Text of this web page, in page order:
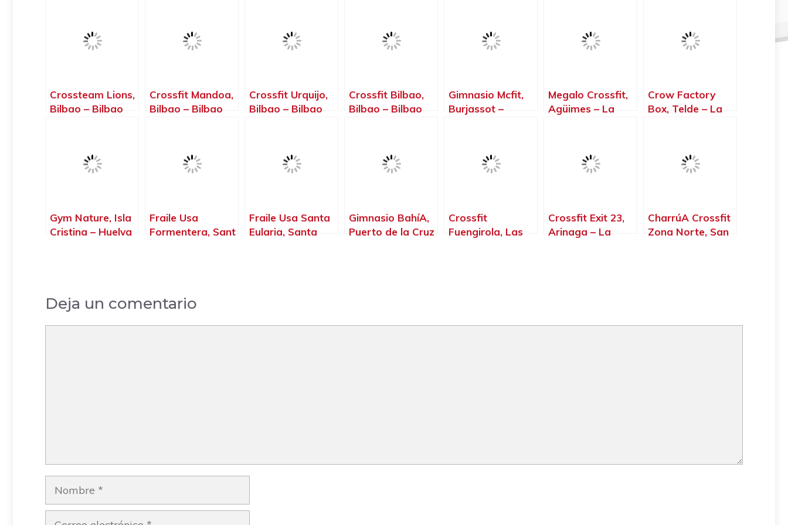
Crossteam Lions,
Bilbao – Bilbao
Crossfit Mandoa,
Bilbao – Bilbao
Crossfit Urquijo,
Bilbao – Bilbao
Crossfit Bilbao,
Bilbao – Bilbao
Gimnasio Mcfit,
Burjassot –
Megalo Crossfit,
Agüimes – La
Crow Factory
Box, Telde – La
Gym Nature, Isla
Cristina – Huelva
Fraile Usa
Formentera, Sant
Fraile Usa Santa
Eularia, Santa
Gimnasio BahíA,
Puerto de la Cruz
Crossfit
Fuengirola, Las
Crossfit Exit 23,
Arinaga – La
CharrúA Crossfit
Zona Norte, San
Deja un comentario
Nombre
Correo